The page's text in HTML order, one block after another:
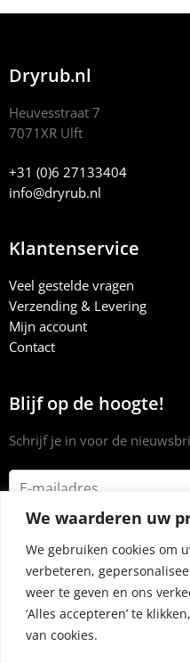
We waarderen uw
We gebruiken cookies om
verbeteren,
weer te geven en ons
‘Alles accepteren’ te
van cookies.
Dryrub.nl
Heuvesstraat 7
7071XR Ulft
+31 (0)6 27133404
info@dryrub.nl
Klantenservice
Veel gestelde vragen
Verzending & Levering
Mijn account
Contact
Blijf op de hoogte!
Schrijf je in voor de